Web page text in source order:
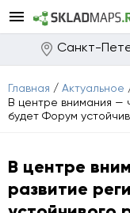
Санкт-
Главная / Актуальное
В центре внимания —
будет Форум
В центре
развитие